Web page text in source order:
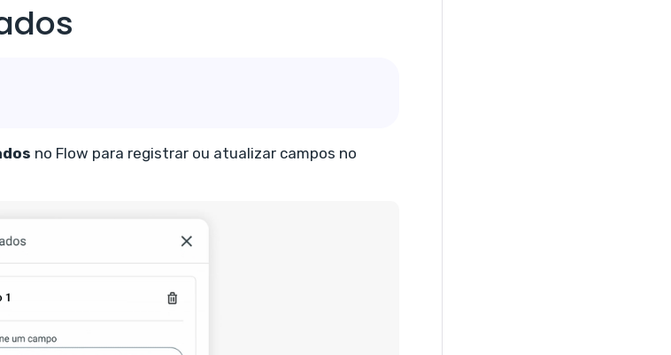
no Flow para registrar ou atualizar campos no